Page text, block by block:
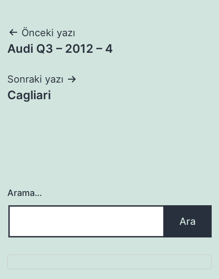
Yazı
gezinmesi
Önceki yazı
Audi Q3 – 2012 – 4
Sonraki yazı
Cagliari
Arama…